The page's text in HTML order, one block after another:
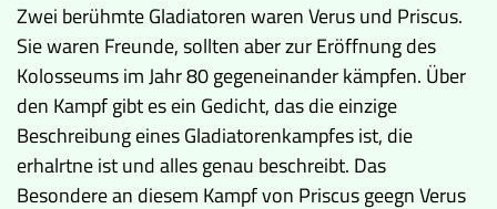
Zwei berühmte Gladiatoren waren Verus und Priscus.
Sie waren Freunde, sollten aber zur Eröffnung des
Kolosseums im Jahr 80 gegeneinander kämpfen. Über
den Kampf gibt es ein Gedicht, das die einzige
Beschreibung eines Gladiatorenkampfes ist, die
erhalrtne ist und alles genau beschreibt. Das
Besondere an diesem Kampf von Priscus geegn Verus